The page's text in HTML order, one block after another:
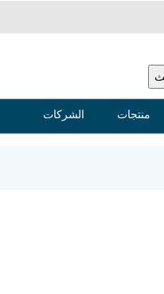
منتجات الشركات